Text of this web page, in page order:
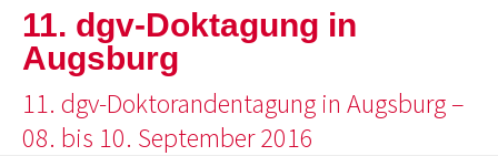
11. dgv-Doktagung in
Augsburg
11. dgv-Doktorandentagung in Augsburg –
08. bis 10. September 2016